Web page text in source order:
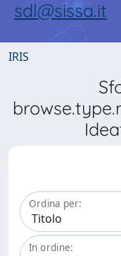
sdl@sissa.it
IRIS
Ordina per:
In ordine: